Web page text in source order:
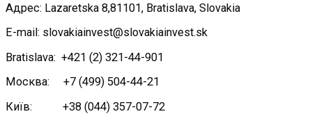
Адрес: Lazaretska 8,81101, Bratislava, Slovakia
E-mail: slovakiainvest@slovakiainvest.sk
Bratislava: +421 (2) 321-44-901
Москва: +7 (499) 504-44-21
Київ: +38 (044) 357-07-72